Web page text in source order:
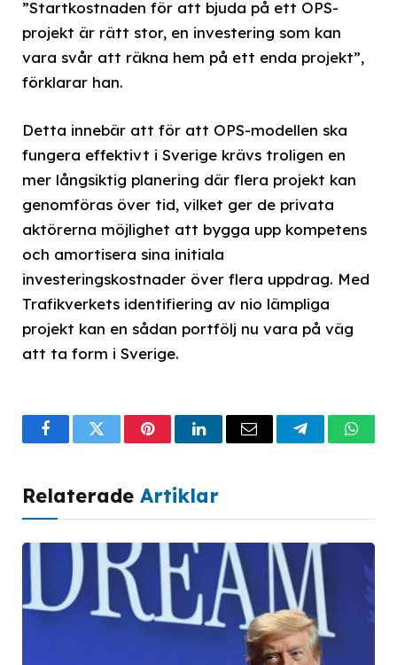
”Startkostnaden för att bjuda på ett OPS-
projekt är rätt stor, en investering som kan
vara svår att räkna hem på ett enda projekt”,
förklarar han.
Detta innebär att för att OPS-modellen ska
fungera effektivt i Sverige krävs troligen en
mer långsiktig planering där flera projekt kan
genomföras över tid, vilket ger de privata
aktörerna möjlighet att bygga upp kompetens
och amortisera sina initiala
investeringskostnader över flera uppdrag. Med
Trafikverkets identifiering av nio lämpliga
projekt kan en sådan portfölj nu vara på väg
att ta form i Sverige.
FacebookTwitterPinterestLinkedInEmail Telegram
Relaterade Artiklar